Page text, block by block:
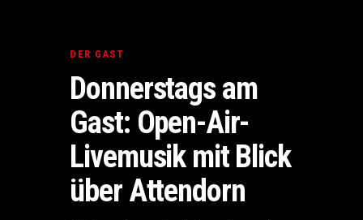
DER GAST
Donnerstags am
Gast: Open-Air-
Livemusik mit Blick
über Attendorn